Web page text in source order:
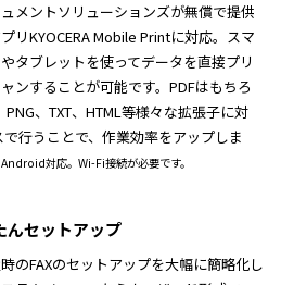
メントソリューションズが無償で提供
リKYOCERA Mobile Printに対応。スマ
タブレットを使ってデータを直接プリ
ンすることが可能です。PDFはもちろ
PNG、TXT、HTML等様々な拡張子に対
で行うことで、作業効率をアップしま
対応。Wi-Fi接続が必要です。
んセットアップ
のFAXのセットアップを大幅に簡略化し